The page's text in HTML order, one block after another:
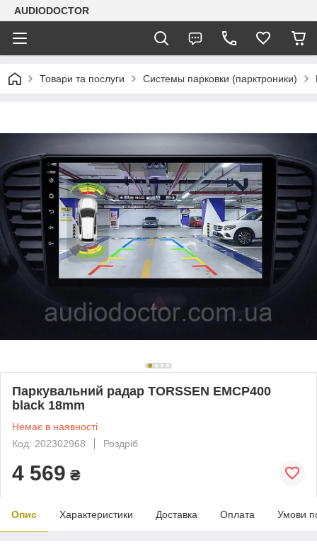
AUDIODOCTOR
Товари та послуги Системы парковки (парктроники)
Паркувальний радар TORSSEN EMCP400
black 18mm
Немає в наявності
Код: 202302968
Роздріб
4 569 ₴
Опис Характеристики Доставка Оплата Умови